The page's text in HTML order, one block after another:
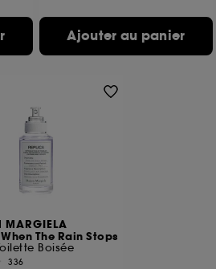
Ajouter au panier
MARGIELA
The Rain Stops
Boisée
336